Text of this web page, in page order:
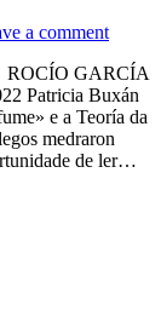
a comment
ROCÍO GARCÍA
Patricia Buxán
e a Teoría da
medraron
de ler…